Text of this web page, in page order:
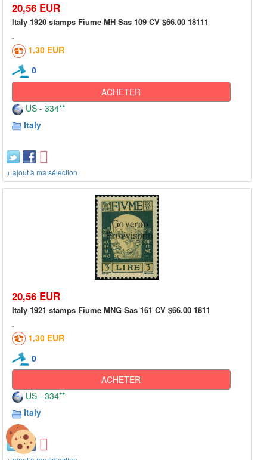
20,56 EUR
Italy 1920 stamps Fiume MH Sas 109 CV $66.00 18111
1,30 EUR
0
ACHETER
US - 334**
Italy
+ ajout à ma sélection
20,56 EUR
Italy 1921 stamps Fiume MNG Sas 161 CV $66.00 1811
1,30 EUR
0
ACHETER
US - 334**
Italy